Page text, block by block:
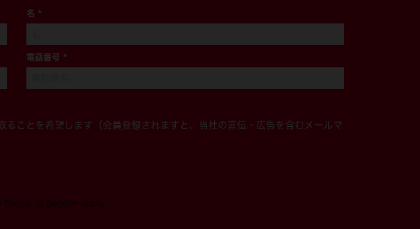
名 *
電話番号 *
ことを希望します（会員登録されますと、当社の宣伝・広告を含むメールマ
Terms of Service apply.